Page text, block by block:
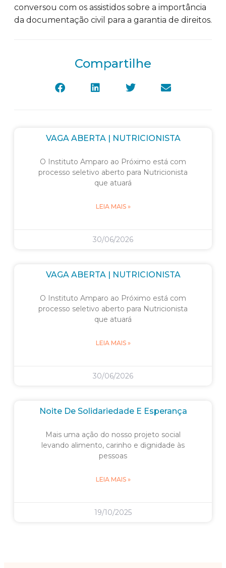
conversou com os assistidos sobre a importância
da documentação civil para a garantia de direitos.
Compartilhe
VAGA ABERTA | NUTRICIONISTA
O Instituto Amparo ao Próximo está com
processo seletivo aberto para Nutricionista
que atuará
LEIA MAIS »
30/06/2026
VAGA ABERTA | NUTRICIONISTA
O Instituto Amparo ao Próximo está com
processo seletivo aberto para Nutricionista
que atuará
LEIA MAIS »
30/06/2026
Noite De Solidariedade E Esperança
Mais uma ação do nosso projeto social
levando alimento, carinho e dignidade às
pessoas
LEIA MAIS »
19/10/2025